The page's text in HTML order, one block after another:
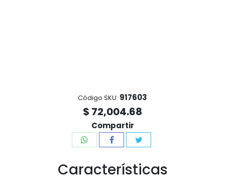
Código SKU: 917603
$ 72,004.68
Compartir
Características